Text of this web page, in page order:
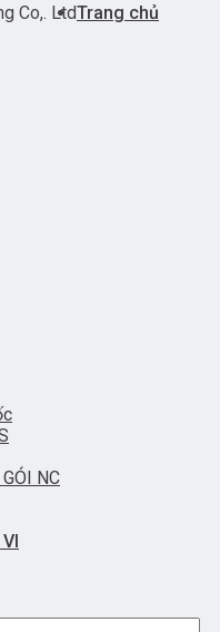
Co,. LtdTrang chủ
NC
VI